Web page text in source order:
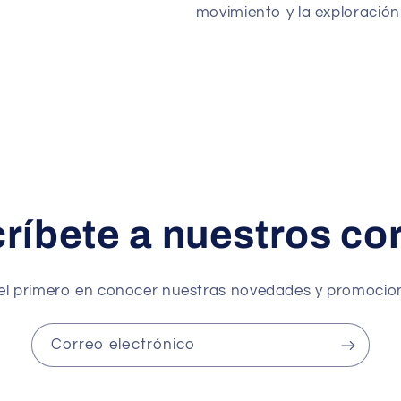
movimiento y la exploración.
a nuestros
primero en conocer nuestras novedades y
Correo electrónico